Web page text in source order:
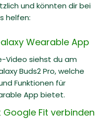
und könnten dir bei
helfen:
Wearable App
Video siehst du am
Buds2 Pro, welche
Funktionen für
App bietet.
Fit verbinden